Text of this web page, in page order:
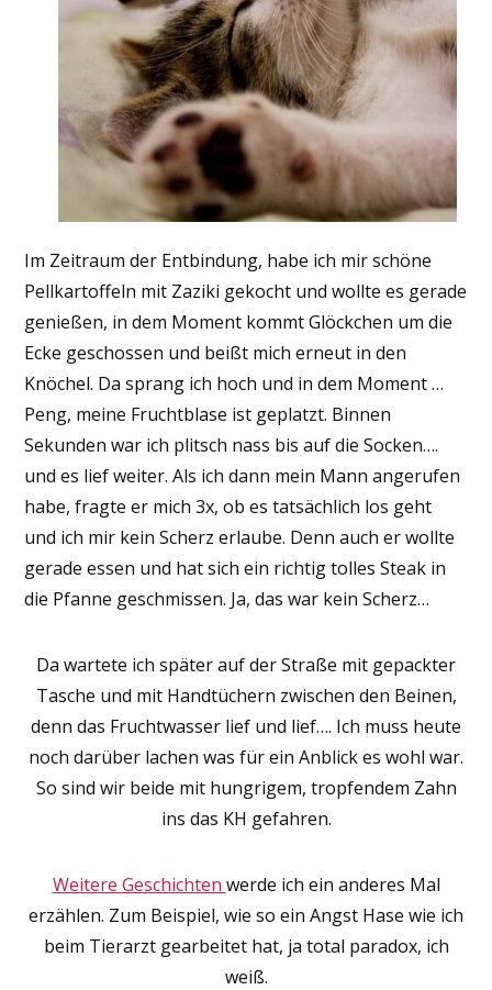
Im Zeitraum der Entbindung, habe ich mir schöne
Pellkartoffeln mit Zaziki gekocht und wollte es gerade
genießen, in dem Moment kommt Glöckchen um die
Ecke geschossen und beißt mich erneut in den
Knöchel. Da sprang ich hoch und in dem Moment …
Peng, meine Fruchtblase ist geplatzt. Binnen
Sekunden war ich plitsch nass bis auf die Socken….
und es lief weiter. Als ich dann mein Mann angerufen
habe, fragte er mich 3x, ob es tatsächlich los geht
und ich mir kein Scherz erlaube. Denn auch er wollte
gerade essen und hat sich ein richtig tolles Steak in
die Pfanne geschmissen. Ja, das war kein Scherz…
Da wartete ich später auf der Straße mit gepackter
Tasche und mit Handtüchern zwischen den Beinen,
denn das Fruchtwasser lief und lief…. Ich muss heute
noch darüber lachen was für ein Anblick es wohl war.
So sind wir beide mit hungrigem, tropfendem Zahn
ins das KH gefahren.
Weitere Geschichten werde ich ein anderes Mal
erzählen. Zum Beispiel, wie so ein Angst Hase wie ich
beim Tierarzt gearbeitet hat, ja total paradox, ich
weiß.